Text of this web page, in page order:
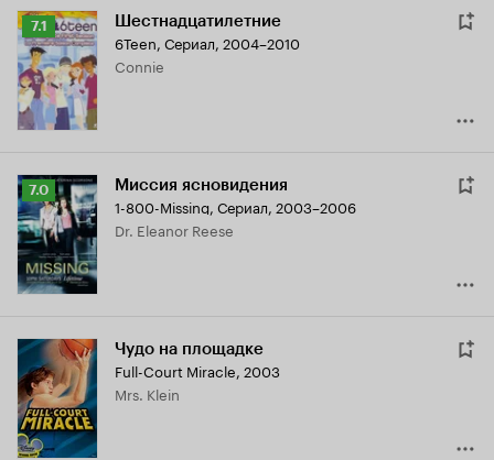
Рейтинг
Кинопоиска
7.1
7.1 Шестнадцатилетние
6Teen, Сериал, 2004–2010
Connie
Рейтинг
Кинопоиска
7.0
7.0 Миссия ясновидения
1-800-Missing, Сериал, 2003–2006
Dr. Eleanor Reese
Чудо на площадке
Full-Court Miracle, 2003
Mrs. Klein